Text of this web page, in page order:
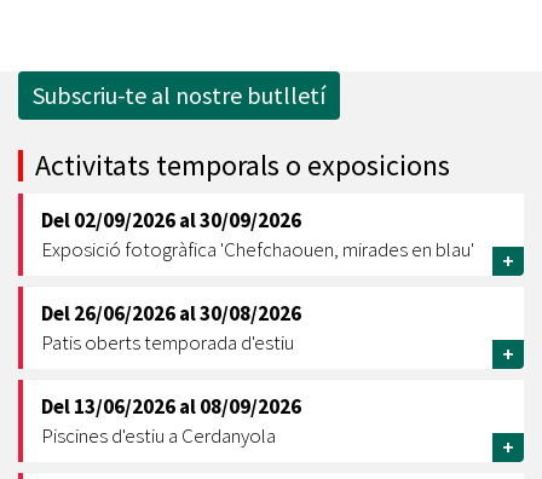
Subscriu-te al nostre butlletí
Activitats temporals o exposicions
Del02/09/2026al30/09/2026
Exposició fotogràfica 'Chefchaouen, mirades en blau'
+
Del26/06/2026al30/08/2026
Patis oberts temporada d'estiu
+
Del13/06/2026al08/09/2026
Piscines d'estiu a Cerdanyola
+